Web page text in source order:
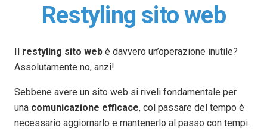
Restyling sito web
Il restyling sito web è davvero un’operazione inutile?
Assolutamente no, anzi!
Sebbene avere un sito web si riveli fondamentale per
una comunicazione efficace, col passare del tempo è
necessario aggiornarlo e mantenerlo al passo con tempi.